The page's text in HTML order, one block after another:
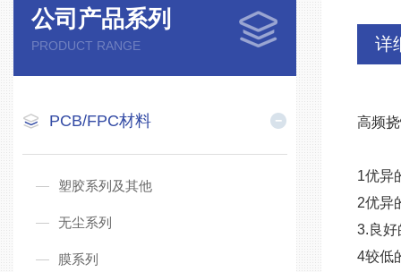
公司产品系列
PRODUCT RANGE
PCB/FPC材料
塑胶系列及其他
无尘系列
膜系列
详
高频
1优异
2优异
3.良
4较低